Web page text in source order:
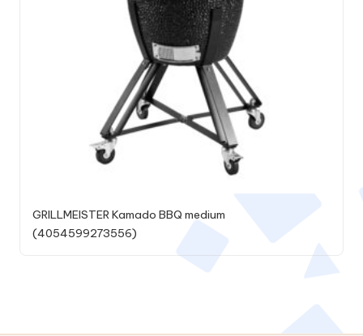
GRILLMEISTER Kamado BBQ medium
(4054599273556)